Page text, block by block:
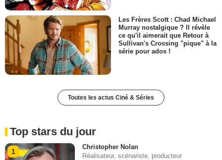
Les Frères Scott : Chad Michael
Murray nostalgique ? Il révèle
ce qu'il aimerait que Retour à
Sullivan's Crossing "pique" à la
série pour ados !
Toutes les actus Ciné & Séries
Top stars du jour
1
Christopher Nolan
Réalisateur, scénariste, producteur